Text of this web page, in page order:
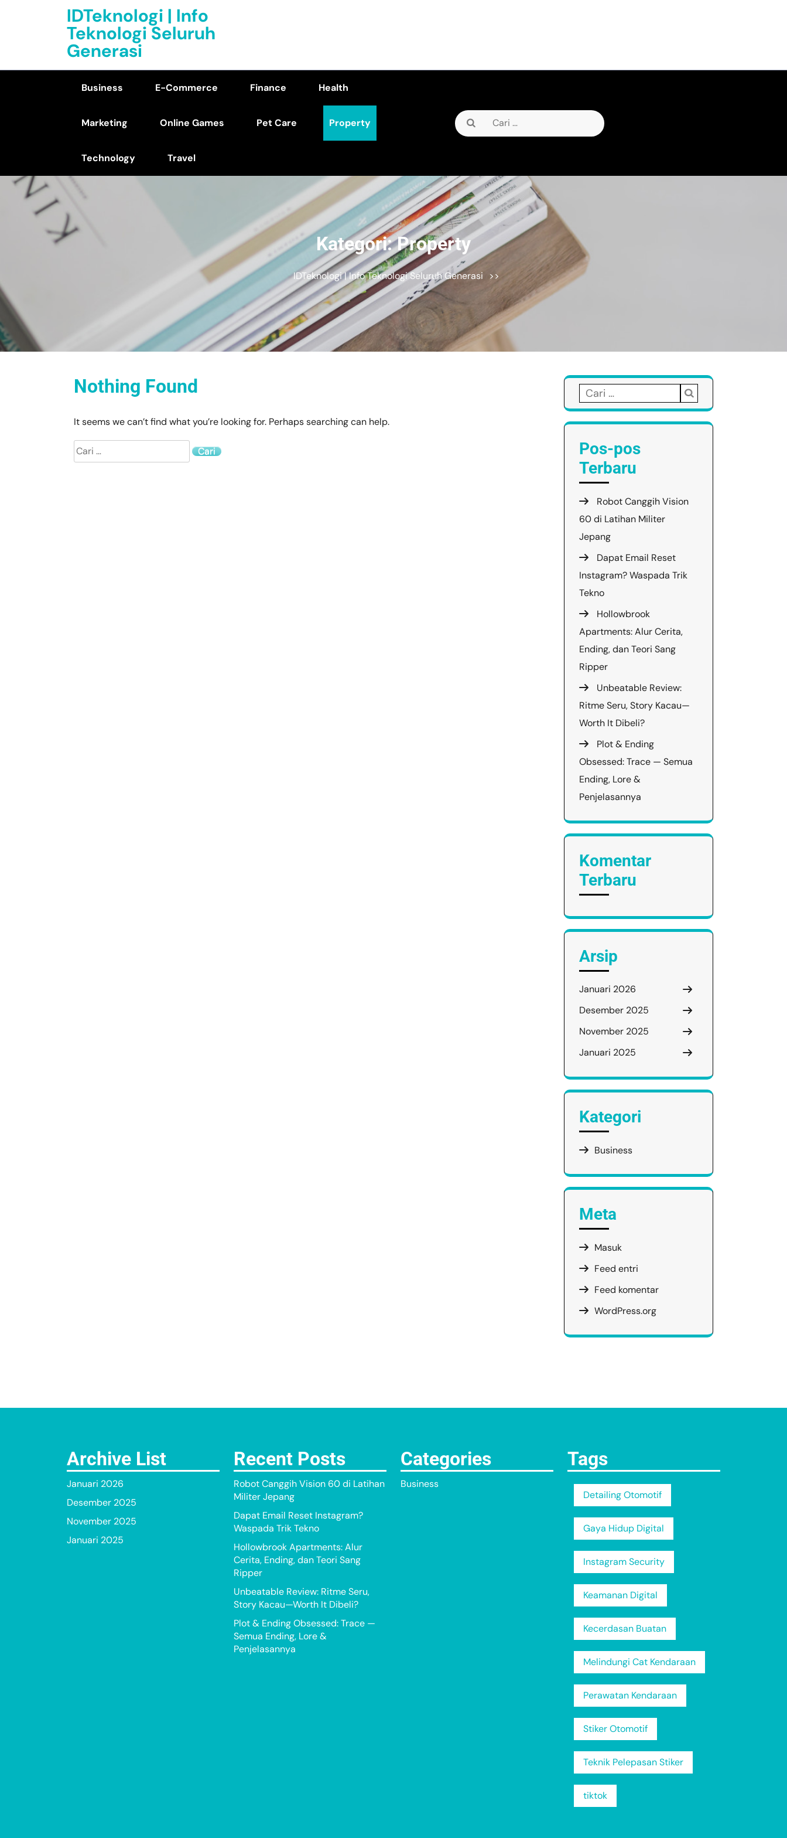
IDTeknologi | Info
Teknologi Seluruh
Generasi
Business E-Commerce Finance Health
Marketing Online Games Pet Care Property
Technology Travel
Cari
untuk:
Kategori:Property
IDTeknologi | Info Teknologi Seluruh Generasi >>
Nothing Found
It seems we can’t find what you’re looking for. Perhaps searching can help.
Cari
untuk:
Cari
untuk:
Pos-pos
Terbaru
Robot Canggih Vision
60 di Latihan Militer
Jepang
Dapat Email Reset
Instagram? Waspada Trik
Tekno
Hollowbrook
Apartments: Alur Cerita,
Ending, dan Teori Sang
Ripper
Unbeatable Review:
Ritme Seru, Story Kacau—
Worth It Dibeli?
Plot & Ending
Obsessed: Trace — Semua
Ending, Lore &
Penjelasannya
Komentar
Terbaru
Arsip
Januari 2026
Desember 2025
November 2025
Januari 2025
Kategori
Business
Meta
Masuk
Feed entri
Feed komentar
WordPress.org
Archive List
Januari 2026
Desember 2025
November 2025
Januari 2025
Recent Posts
Robot Canggih Vision 60 di Latihan
Militer Jepang
Dapat Email Reset Instagram?
Waspada Trik Tekno
Hollowbrook Apartments: Alur
Cerita, Ending, dan Teori Sang
Ripper
Unbeatable Review: Ritme Seru,
Story Kacau—Worth It Dibeli?
Plot & Ending Obsessed: Trace —
Semua Ending, Lore &
Penjelasannya
Categories
Business
Tags
Detailing Otomotif
Gaya Hidup Digital
Instagram Security
Keamanan Digital
Kecerdasan Buatan
Melindungi Cat Kendaraan
Perawatan Kendaraan
Stiker Otomotif
Teknik Pelepasan Stiker
tiktok